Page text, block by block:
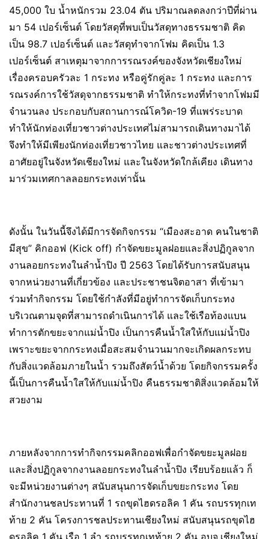
45,000 ใบ น้ำหนักรวม 23.04 ตัน ปริมาณลดลงกว่าปีที่ผ่าน
มา 54 เปอร์เซ็นต์ โดยวัสดุที่พบเป็นวัสดุทางธรรมชาติ คิด
เป็น 98.7 เปอร์เซ็นต์ และวัสดุทำจากโฟม คิดเป็น 1.3
เปอร์เซ็นต์ สาเหตุมาจากการรณรงค์ของจังหวัดเชียงใหม่
เรื่องครอบครัวละ 1 กระทง หรือคู่รักคู่ละ 1 กระทง และการ
รณรงค์การใช้วัสดุจากธรรมชาติ ทำให้กระทงที่ทำจากโฟมมี
จำนวนลง ประกอบกับสถานการณ์โควิด-19 ที่แพร่ระบาด
ทำให้นักท่องเที่ยวชาวต่างประเทศไม่สามารถเดินทางมาได้
จึงทำให้มีเพียงนักท่องเที่ยวชาวไทย และชาวต่างประเทศที่
อาศัยอยู่ในจังหวัดเชียงใหม่ และในจังหวัดใกล้เคียง เดินทาง
มาร่วมเทศกาลลอยกระทงเท่านั้น
ดังนั้น ในวันนี้จึงได้มีการจัดกิจกรรม “เมืองสะอาด คนในชาติ
มีสุข” คิกออฟ (Kick off) กำจัดขยะมูลฝอยและสิ่งปฏิกูลจาก
งานลอยกระทงในลำน้ำปิง ปี 2563 โดยได้รับการสนับสนุน
จากหน่วยงานที่เกี่ยวข้อง และประชาชนจิตอาสา ที่เข้ามา
ร่วมทำกิจกรรม โดยใช้กำลังที่มีอยู่ทำการจัดเก็บกระทง
บริเวณตามจุดที่สามารถดำเนินการได้ และใช้เรือท้องแบน
ทำการตักขยะจากแม่น้ำปิง เป็นการคืนน้ำใสให้กับแม่น้ำปิง
เพราะขยะจากกระทงเมื่อสะสมจำนวนมากจะเกิดผลกระทบ
กับสิ่งแวดล้อมภายในน้ำ รวมถึงสัตว์น้ำด้วย โดยกิจกรรมครั้ง
นี้เป็นการคืนน้ำใสให้กับแม่น้ำปิง คืนธรรมชาติสิ่งแวดล้อมให้
สวยงาม
ภายหลังจากการทำกิจกรรมคลิกออฟเพื่อกำจัดขยะมูลฝอย
และสิ่งปฏิกูลจากงานลอยกระทงในลำน้ำปิง เรียบร้อยแล้ว ก็
จะมีหน่วยงานต่างๆ สนับสนุนการจัดเก็บขยะกระทง โดย
สำนักงานชลประทานที่ 1 รถขุดไฮดรอลิค 1 คัน รถบรรทุกเท
ท้าย 2 คัน โครงการชลประทานเชียงใหม่ สนับสนุนรถขุดไฮ
ดรอลิค 1 คัน เรือ 1 ลำ รถบรรทุกเทท้าย 2 คัน อบจ.เชียงใหม่